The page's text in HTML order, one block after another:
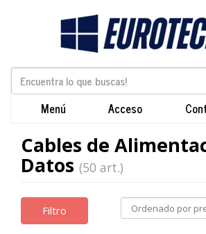
Menú Acceso
Cables de
Datos (50 art.)
Filtro